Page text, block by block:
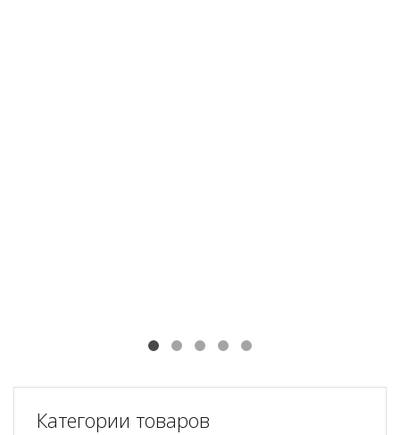
Категории товаров